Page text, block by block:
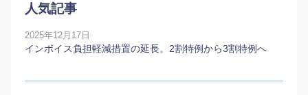
人気記事
2025年12月17日
インボイス負担軽減措置の延長。2割特例から3割特例へ